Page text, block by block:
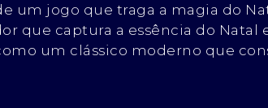
um jogo que traga a magia do
que captura a essência do
um clássico moderno que